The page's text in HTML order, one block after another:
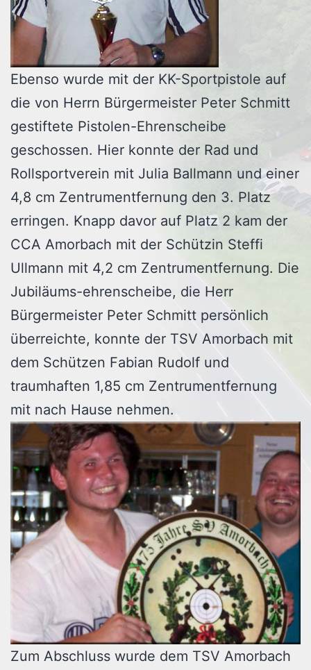
Ebenso wurde mit der KK-Sportpistole auf
die von Herrn Bürgermeister Peter Schmitt
gestiftete Pistolen-Ehrenscheibe
geschossen. Hier konnte der Rad und
Rollsportverein mit Julia Ballmann und einer
4,8 cm Zentrumentfernung den 3. Platz
erringen. Knapp davor auf Platz 2 kam der
CCA Amorbach mit der Schützin Steffi
Ullmann mit 4,2 cm Zentrumentfernung. Die
Jubiläums-ehrenscheibe, die Herr
Bürgermeister Peter Schmitt persönlich
überreichte, konnte der TSV Amorbach mit
dem Schützen Fabian Rudolf und
traumhaften 1,85 cm Zentrumentfernung
mit nach Hause nehmen.
Zum Abschluss wurde dem TSV Amorbach